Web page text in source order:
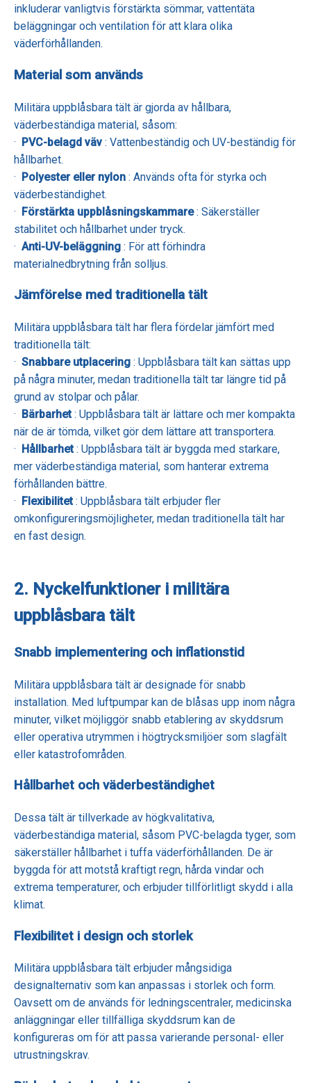
inkluderar vanligtvis förstärkta sömmar, vattentäta
beläggningar och ventilation för att klara olika
väderförhållanden.
Material som används
Militära uppblåsbara tält är gjorda av hållbara,
väderbeständiga material, såsom:
· PVC-belagd väv : Vattenbeständig och UV-beständig för
hållbarhet.
· Polyester eller nylon : Används ofta för styrka och
väderbeständighet.
· Förstärkta uppblåsningskammare: Säkerställer
stabilitet och hållbarhet under tryck.
· Anti-UV-beläggning : För att förhindra
materialnedbrytning från solljus.
Jämförelse med traditionella tält
Militära uppblåsbara tält har flera fördelar jämfört med
traditionella tält:
· Snabbare utplacering : Uppblåsbara tält kan sättas upp
på några minuter, medan traditionella tält tar längre tid på
grund av stolpar och pålar.
· Bärbarhet: Uppblåsbara tält är lättare och mer kompakta
när de är tömda, vilket gör dem lättare att transportera.
· Hållbarhet: Uppblåsbara tält är byggda med starkare,
mer väderbeständiga material, som hanterar extrema
förhållanden bättre.
· Flexibilitet: Uppblåsbara tält erbjuder fler
omkonfigureringsmöjligheter, medan traditionella tält har
en fast design.
2. Nyckelfunktioner i militära
uppblåsbara tält
Snabb implementering och inflationstid
Militära uppblåsbara tält är designade för snabb
installation. Med luftpumpar kan de blåsas upp inom några
minuter, vilket möjliggör snabb etablering av skyddsrum
eller operativa utrymmen i högtrycksmiljöer som slagfält
eller katastrofområden.
Hållbarhet och väderbeständighet
Dessa tält är tillverkade av högkvalitativa,
väderbeständiga material, såsom PVC-belagda tyger, som
säkerställer hållbarhet i tuffa väderförhållanden. De är
byggda för att motstå kraftigt regn, hårda vindar och
extrema temperaturer, och erbjuder tillförlitligt skydd i alla
klimat.
Flexibilitet i design och storlek
Militära uppblåsbara tält erbjuder mångsidiga
designalternativ som kan anpassas i storlek och form.
Oavsett om de används för ledningscentraler, medicinska
anläggningar eller tillfälliga skyddsrum kan de
konfigureras om för att passa varierande personal- eller
utrustningskrav.